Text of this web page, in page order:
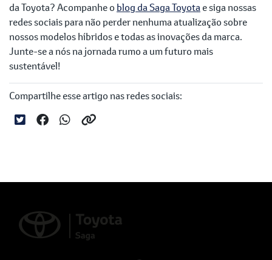
da Toyota? Acompanhe o blog da Saga Toyotae siga nossas
redes sociais para não perder nenhuma atualização sobre
nossos modelos híbridos e todas as inovações da marca.
Junte-se a nós na jornada rumo a um futuro mais
sustentável!
Compartilhe esse artigo nas redes sociais: